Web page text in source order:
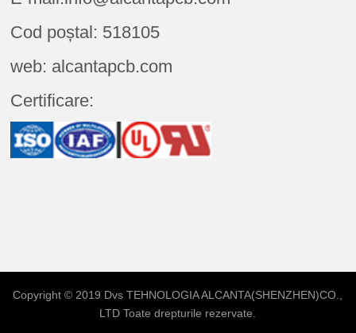
Cod poștal: 518105
web: alcantapcb.com
Certificare:
Copyright © 2019 DvsTEHNOLOGIA ALCANTA(SHENZHEN)CO.,
LTD Toate drepturile rezervate.